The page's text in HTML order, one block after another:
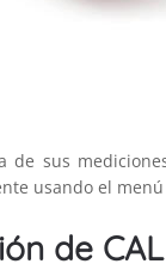
de sus
usando el
de